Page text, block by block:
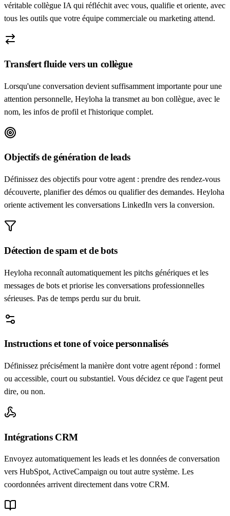
véritable collègue IA qui réfléchit avec vous, qualifie et oriente, avec
tous les outils que votre équipe commerciale ou marketing attend.
Transfert fluide vers un collègue
Lorsqu'une conversation devient suffisamment importante pour une
attention personnelle, Heyloha la transmet au bon collègue, avec le
nom, les infos de profil et l'historique complet.
Objectifs de génération de leads
Définissez des objectifs pour votre agent : prendre des rendez-vous
découverte, planifier des démos ou qualifier des demandes. Heyloha
oriente activement les conversations LinkedIn vers la conversion.
Détection de spam et de bots
Heyloha reconnaît automatiquement les pitchs génériques et les
messages de bots et priorise les conversations professionnelles
sérieuses. Pas de temps perdu sur du bruit.
Instructions et tone of voice personnalisés
Définissez précisément la manière dont votre agent répond : formel
ou accessible, court ou substantiel. Vous décidez ce que l'agent peut
dire, ou non.
Intégrations CRM
Envoyez automatiquement les leads et les données de conversation
vers HubSpot, ActiveCampaign ou tout autre système. Les
coordonnées arrivent directement dans votre CRM.